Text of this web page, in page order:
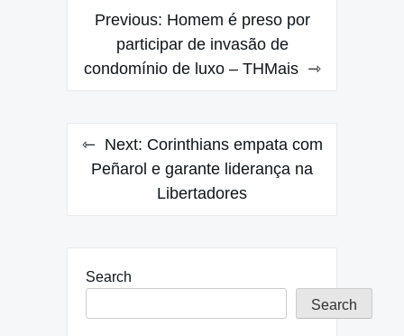
Post
navigation
Previous: Homem é preso por
participar de invasão de
condomínio de luxo – THMais
Next: Corinthians empata com
Peñarol e garante liderança na
Libertadores
Search
Search